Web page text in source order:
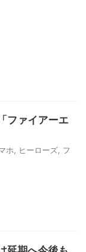
ファイアーエ
ホ ヒーローズ フ